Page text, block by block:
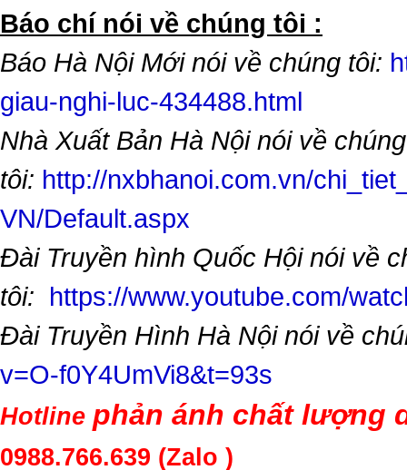
​Báo chí nói về chúng tôi :
Báo Hà Nội Mới nói về chúng tôi:
giau-nghi-luc-434488.html
Nhà Xuất Bản Hà Nội nói về chúng
tôi: http://nxbhanoi.com.vn/
VN/Default.aspx
Đài Truyền hình Quốc Hội nói về
tôi: https://www.youtube.com/
Đài Truyền Hình Hà Nội nói về
v=O-f0Y4UmVi8&t=93s
Hotline phản ánh chất lượng
0988.766.639 (Zalo )